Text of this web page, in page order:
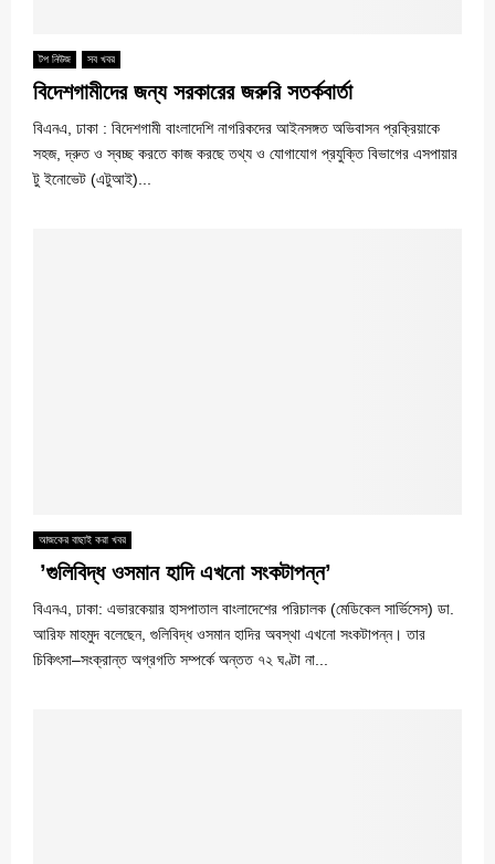
টপ নিউজ সব খবর
বিদেশগামীদের জন্য সরকারের জরুরি সতর্কবার্তা
বিএনএ, ঢাকা : বিদেশগামী বাংলাদেশি নাগরিকদের আইনসঙ্গত অভিবাসন প্রক্রিয়াকে
সহজ, দ্রুত ও স্বচ্ছ করতে কাজ করছে তথ্য ও যোগাযোগ প্রযুক্তি বিভাগের এসপায়ার
টু ইনোভেট (এটুআই)...
আজকের বাছাই করা খবর
‌‌ ‌’গুলিবিদ্ধ ওসমান হাদি এখনো সংকটাপন্ন’
বিএনএ, ঢাকা: এভারকেয়ার হাসপাতাল বাংলাদেশের পরিচালক (মেডিকেল সার্ভিসেস) ডা.
আরিফ মাহমুদ বলেছেন, গুলিবিদ্ধ ওসমান হাদির অবস্থা এখনো সংকটাপন্ন। তার
চিকিৎসা–সংক্রান্ত অগ্রগতি সম্পর্কে অন্তত ৭২ ঘণ্টা না...